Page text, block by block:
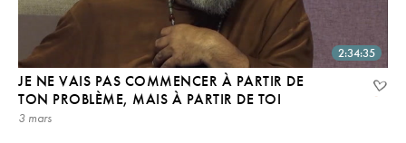
2:34:35
JE NE VAIS PAS COMMENCER À PARTIR DE
TON PROBLÈME, MAIS À PARTIR DE TOI
3 mars